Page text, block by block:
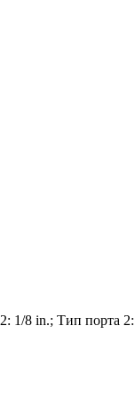
1/8 in.; Тип порта